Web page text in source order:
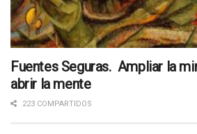
Fuentes Seguras. Ampliar la
abrir la mente
223 COMPARTIDOS